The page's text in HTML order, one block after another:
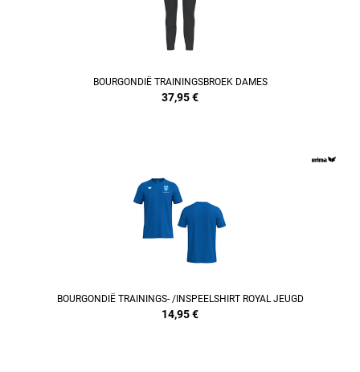
BOURGONDIË TRAININGSBROEK DAMES
37,95€
BOURGONDIË TRAININGS- /INSPEELSHIRT ROYAL JEUGD
14,95€